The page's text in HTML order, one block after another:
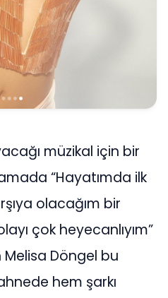
müzikal için bir
“Hayatımda ilk
olacağım bir
çok heyecanlıyım”
Melisa Döngel bu
hem şarkı